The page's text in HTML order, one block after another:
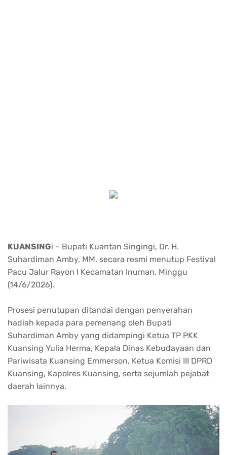
KUANSINGi – Bupati Kuantan Singingi, Dr. H.
Suhardiman Amby, MM, secara resmi menutup Festival
Pacu Jalur Rayon I Kecamatan Inuman, Minggu
(14/6/2026).
Prosesi penutupan ditandai dengan penyerahan
hadiah kepada para pemenang oleh Bupati
Suhardiman Amby yang didampingi Ketua TP PKK
Kuansing Yulia Herma, Kepala Dinas Kebudayaan dan
Pariwisata Kuansing Emmerson, Ketua Komisi III DPRD
Kuansing, Kapolres Kuansing, serta sejumlah pejabat
daerah lainnya.